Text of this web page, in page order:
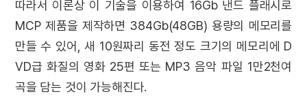
따라서 이론상 이 기술을 이용하여 16Gb 낸드 플래시로
MCP 제품을 제작하면 384Gb(48GB) 용량의 메모리를
만들 수 있어, 새 10원짜리 동전 정도 크기의 메모리에 D
VD급 화질의 영화 25편 또는 MP3 음악 파일 1만2천여
곡을 담는 것이 가능해진다.